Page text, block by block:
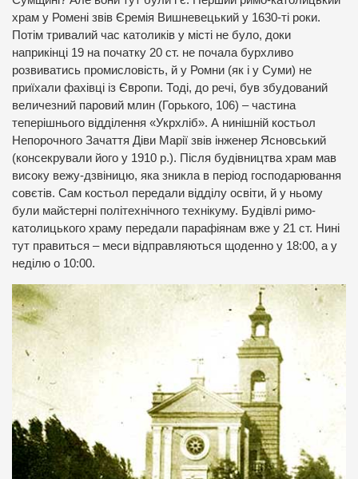
храм у Ромені звів Єремія Вишневецький у 1630-ті роки.
Потім тривалий час католиків у місті не було, доки
наприкінці 19 на початку 20 ст. не почала бурхливо
розвиватись промисловість, й у Ромни (як і у Суми) не
приїхали фахівці із Європи. Тоді, до речі, був збудований
величезний паровий млин (Горького, 106) – частина
теперішнього відділення «Укрхліб». А нинішній костьол
Непорочного Зачаття Діви Марії звів інженер Ясновський
(консекрували його у 1910 р.). Після будівництва храм мав
високу вежу-дзвіницю, яка зникла в період господарювання
совєтів. Сам костьол передали відділу освіти, й у ньому
були майстерні політехнічного технікуму. Будівлі римо-
католицького храму передали парафіянам вже у 21 ст. Нині
тут правиться – меси відправляються щоденно у 18:00, а у
неділю о 10:00.